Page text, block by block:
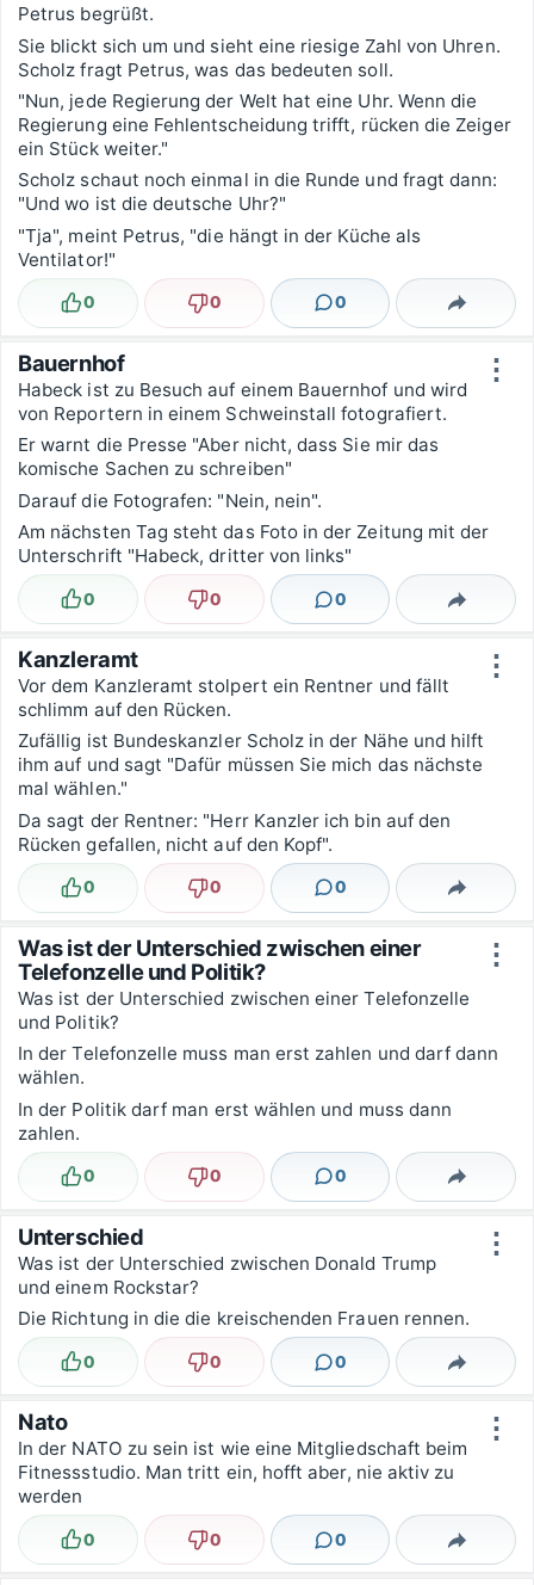
Petrus begrüßt.
Sie blickt sich um und sieht eine riesige Zahl von Uhren.
Scholz fragt Petrus, was das bedeuten soll.
"Nun, jede Regierung der Welt hat eine Uhr. Wenn die
Regierung eine Fehlentscheidung trifft, rücken die Zeiger
ein Stück weiter."
Scholz schaut noch einmal in die Runde und fragt dann:
"Und wo ist die deutsche Uhr?"
"Tja", meint Petrus, "die hängt in der Küche als
Ventilator!"
Lustig
0 Nicht lustig
0 0
Kommentare Teilen
⋮
Bauernhof
Habeck ist zu Besuch auf einem Bauernhof und wird
von Reportern in einem Schweinstall fotografiert.
Er warnt die Presse "Aber nicht, dass Sie mir das
komische Sachen zu schreiben"
Darauf die Fotografen: "Nein, nein".
Am nächsten Tag steht das Foto in der Zeitung mit der
Unterschrift "Habeck, dritter von links"
Lustig
0 Nicht lustig
0 0
Kommentare Teilen
⋮
Kanzleramt
Vor dem Kanzleramt stolpert ein Rentner und fällt
schlimm auf den Rücken.
Zufällig ist Bundeskanzler Scholz in der Nähe und hilft
ihm auf und sagt "Dafür müssen Sie mich das nächste
mal wählen."
Da sagt der Rentner: "Herr Kanzler ich bin auf den
Rücken gefallen, nicht auf den Kopf".
Lustig
0 Nicht lustig
0 0
Kommentare Teilen
⋮
Was ist der Unterschied zwischen einer
Telefonzelle und Politik?
Was ist der Unterschied zwischen einer Telefonzelle
und Politik?
In der Telefonzelle muss man erst zahlen und darf dann
wählen.
In der Politik darf man erst wählen und muss dann
zahlen.
Lustig
0 Nicht lustig
0 0
Kommentare Teilen
⋮
Unterschied
Was ist der Unterschied zwischen Donald Trump
und einem Rockstar?
Die Richtung in die die kreischenden Frauen rennen.
Lustig
0 Nicht lustig
0 0
Kommentare Teilen
⋮
Nato
In der NATO zu sein ist wie eine Mitgliedschaft beim
Fitnessstudio. Man tritt ein, hofft aber, nie aktiv zu
werden
Lustig
0 Nicht lustig
0 0
Kommentare Teilen